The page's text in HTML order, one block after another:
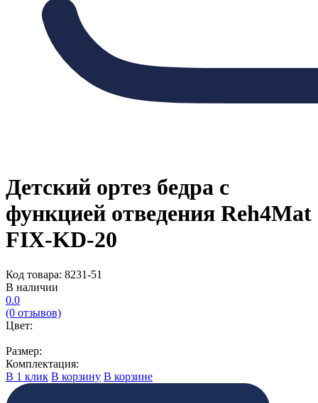
Детский ортез бедра с
функцией отведения Reh4Mat
FIX-KD-20
Код товара: 8231-51
В наличии
0.0
(0 отзывов)
Цвет:
Размер:
Комплектация:
В 1 клик В корзину В корзине